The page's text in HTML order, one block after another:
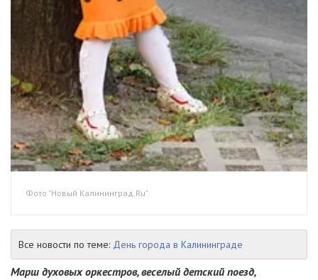
Фото "Новый Калининград.Ru".
Все новости по теме: День города в Калининграде
Марш духовых оркестров, веселый детский поезд,